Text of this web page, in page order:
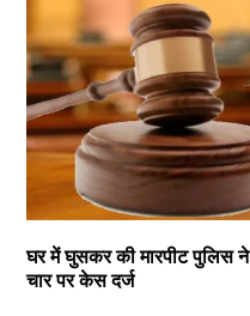
घर में घुसकर की मारपीट पुलिस
चार पर केस दर्ज